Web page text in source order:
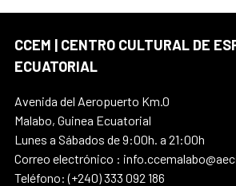
CCEM | CENTRO CULTURAL DE
ECUATORIAL
Avenida del Aeropuerto Km.0
Malabo, Guinea Ecuatorial
Lunes a Sábados de 9:00h. a 21:00h
Correo electrónico :
Teléfono: (+240) 333 092 186